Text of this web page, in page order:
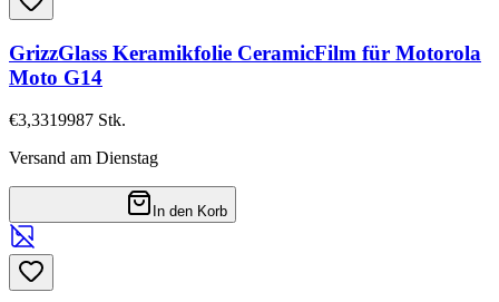
GrizzGlass Keramikfolie CeramicFilm für Motorola
Moto G14
€3,3319987 Stk.
Versand am Dienstag
In den Korb